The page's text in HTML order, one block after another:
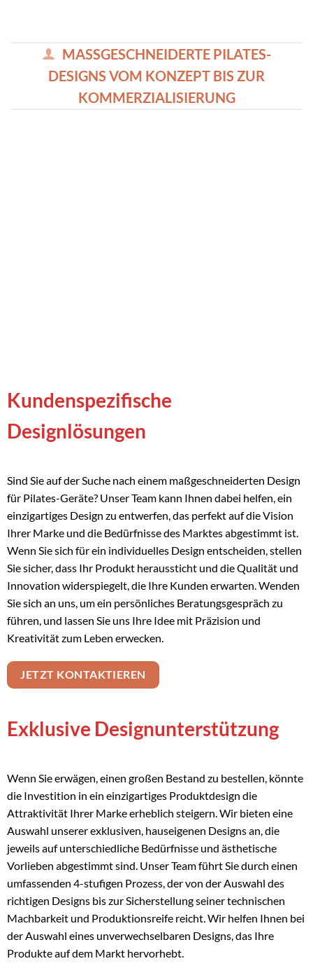
MASSGESCHNEIDERTE PILATES-
DESIGNS VOM KONZEPT BIS ZUR
KOMMERZIALISIERUNG
Kundenspezifische
Designlösungen
Sind Sie auf der Suche nach einem maßgeschneiderten Design
für Pilates-Geräte? Unser Team kann Ihnen dabei helfen, ein
einzigartiges Design zu entwerfen, das perfekt auf die Vision
Ihrer Marke und die Bedürfnisse des Marktes abgestimmt ist.
Wenn Sie sich für ein individuelles Design entscheiden, stellen
Sie sicher, dass Ihr Produkt heraussticht und die Qualität und
Innovation widerspiegelt, die Ihre Kunden erwarten. Wenden
Sie sich an uns, um ein persönliches Beratungsgespräch zu
führen, und lassen Sie uns Ihre Idee mit Präzision und
Kreativität zum Leben erwecken.
JETZT KONTAKTIEREN
Exklusive Designunterstützung
Wenn Sie erwägen, einen großen Bestand zu bestellen, könnte
die Investition in ein einzigartiges Produktdesign die
Attraktivität Ihrer Marke erheblich steigern. Wir bieten eine
Auswahl unserer exklusiven, hauseigenen Designs an, die
jeweils auf unterschiedliche Bedürfnisse und ästhetische
Vorlieben abgestimmt sind. Unser Team führt Sie durch einen
umfassenden 4-stufigen Prozess, der von der Auswahl des
richtigen Designs bis zur Sicherstellung seiner technischen
Machbarkeit und Produktionsreife reicht. Wir helfen Ihnen bei
der Auswahl eines unverwechselbaren Designs, das Ihre
Produkte auf dem Markt hervorhebt.